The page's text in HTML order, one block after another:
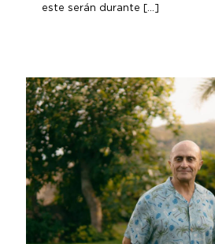
este serán durante […]